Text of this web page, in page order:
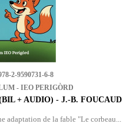
2-9590731-6-8
- IEO PERIGÒRD
+ AUDIO) - J.-B. FOUCAUD
adaptation de la fable "Le corbeau...